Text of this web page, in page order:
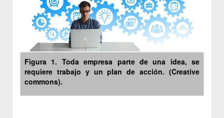
Figura 1. Toda empresa parte de una idea, se
requiere trabajo y un plan de acción. (Creative
commons).